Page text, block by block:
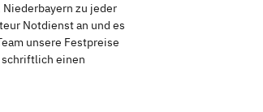
zu jeder
Notdienst an und es
unsere Festpreise
schriftlich einen